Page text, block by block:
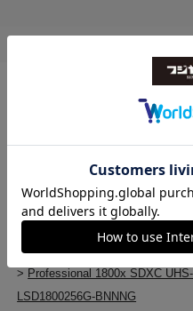
メモリーカード・フィ
Professional 1800x SDXC
Professional 1800x SDXC
LSD1800256G-BNNNG
トップ
>
> Professional 1800x SDXC
LSD1800256G-BNNNG